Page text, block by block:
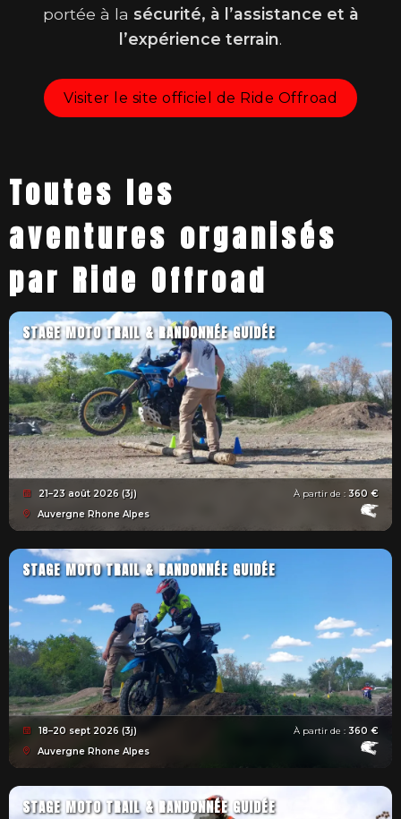
portée à la sécurité, à l’assistance et à
l’expérience terrain.
Visiter le site officiel de Ride Offroad
Toutes les
aventures organisés
par Ride Offroad
STAGE MOTO TRAIL & RANDONNÉE GUIDÉE
21–23 août 2026 (3j)
Auvergne Rhone Alpes
À partir de : 360 €
STAGE MOTO TRAIL & RANDONNÉE GUIDÉE
18–20 sept 2026 (3j)
Auvergne Rhone Alpes
À partir de : 360 €
STAGE MOTO TRAIL & RANDONNÉE GUIDÉE